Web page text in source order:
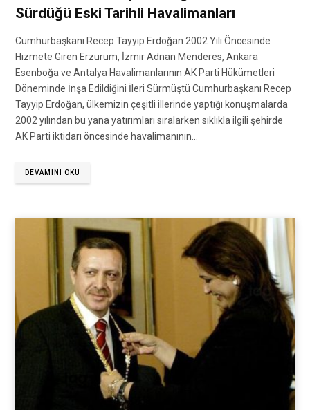
Sürdüğü Eski Tarihli Havalimanları
Cumhurbaşkanı Recep Tayyip Erdoğan 2002 Yılı Öncesinde
Hizmete Giren Erzurum, İzmir Adnan Menderes, Ankara
Esenboğa ve Antalya Havalimanlarının AK Parti Hükümetleri
Döneminde İnşa Edildiğini İleri Sürmüştü Cumhurbaşkanı Recep
Tayyip Erdoğan, ülkemizin çeşitli illerinde yaptığı konuşmalarda
2002 yılından bu yana yatırımları sıralarken sıklıkla ilgili şehirde
AK Parti iktidarı öncesinde havalimanının…
DEVAMINI OKU